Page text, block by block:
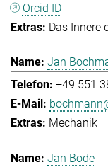
Orcid ID
Das Innere
Jan
+49 551
Mechanik
Jan Bode